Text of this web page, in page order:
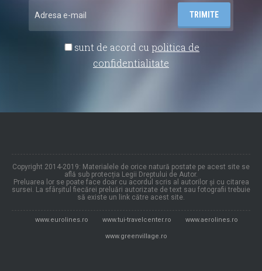
sunt de acord cu politica de
confidentialitate
Copyright 2014-2019: Materialele de orice natură postate pe acest site se
află sub protecția Legii Dreptului de Autor.
Preluarea lor se poate face doar cu acordul scris al autorilor și cu citarea
sursei. La sfârșitul fiecărei preluări autorizate de text sau fotografii trebuie
să existe un link către acest site.
www.eurolines.ro www.tui-travelcenter.ro www.aerolines.ro
www.greenvillage.ro